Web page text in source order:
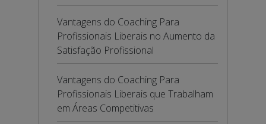
Vantagens do Coaching Para
Profissionais Liberais no Aumento da
Satisfação Profissional
Vantagens do Coaching Para
Profissionais Liberais que Trabalham
em Áreas Competitivas